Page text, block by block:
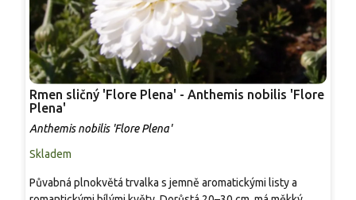
Rmen sličný 'Flore Plena' - Anthemis nobilis 'Flore
Plena'
Anthemis nobilis 'Flore Plena'
Skladem
Půvabná plnokvětá trvalka s jemně aromatickými listy a